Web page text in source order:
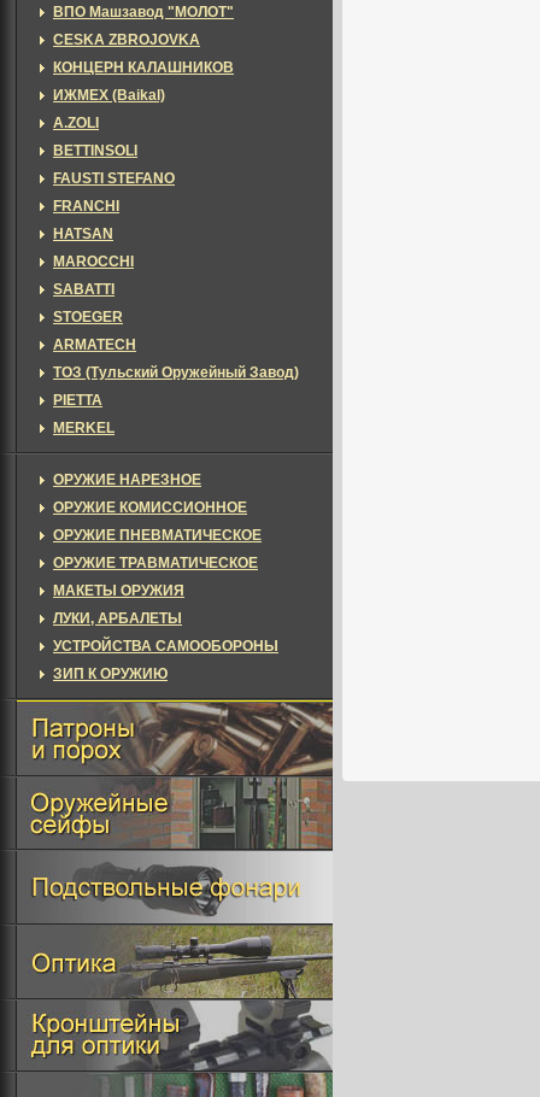
ВПО Машзавод "МОЛОТ"
CESKA ZBROJOVKA
КОНЦЕРН КАЛАШНИКОВ
ИЖМЕХ (Baikal)
A.ZOLI
BETTINSOLI
FAUSTI STEFANO
FRANCHI
HATSAN
MAROCCHI
SABATTI
STOEGER
ARMATECH
ТОЗ (Тульский Оружейный Завод)
PIETTA
MERKEL
ОРУЖИЕ НАРЕЗНОЕ
ОРУЖИЕ КОМИССИОННОЕ
ОРУЖИЕ ПНЕВМАТИЧЕСКОЕ
ОРУЖИЕ ТРАВМАТИЧЕСКОЕ
МАКЕТЫ ОРУЖИЯ
ЛУКИ, АРБАЛЕТЫ
УСТРОЙСТВА САМООБОРОНЫ
ЗИП К ОРУЖИЮ